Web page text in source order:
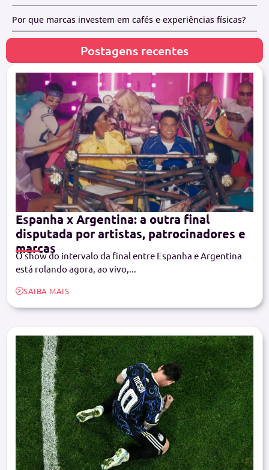
Por que marcas investem em cafés e experiências físicas?
Postagens recentes
Espanha x Argentina: a outra final
disputada por artistas, patrocinadores e
marcas
O show do intervalo da final entre Espanha e Argentina
está rolando agora, ao vivo,...
SAIBA MAIS